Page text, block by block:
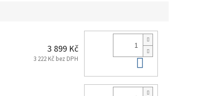
3 899 Kč
3 222 Kč bez DPH Do košíku